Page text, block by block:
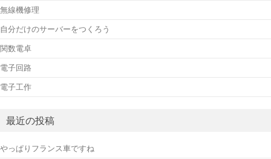
無線機修理
自分だけのサーバーをつくろう
関数電卓
電子回路
電子工作
最近の投稿
やっぱりフランス車ですね